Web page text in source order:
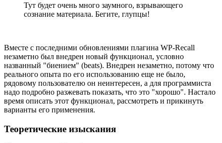
Тут будет очень много заумного, взрывающего
сознание материала. Бегите, глупцы!
Вместе с последними обновлениями плагина WP-Recall
незаметно был внедрен новый функционал, условно
названный "биением" (beats). Внедрен незаметно, потому что
реального опыта по его использованию еще не было,
рядовому пользователю он неинтересен, а для программиста
надо подробно разжевать показать, что это "хорошо". Настало
время описать этот функционал, рассмотреть и прикинуть
варианты его применения.
Теоретические изыскания